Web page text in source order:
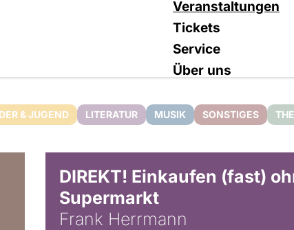
Veranstaltungen
Tickets
Service
Über uns
& JUGEND LITERATUR MUSIK SONSTIGES
DIREKT! Einkaufen (fast)
Supermarkt
Frank Herrmann